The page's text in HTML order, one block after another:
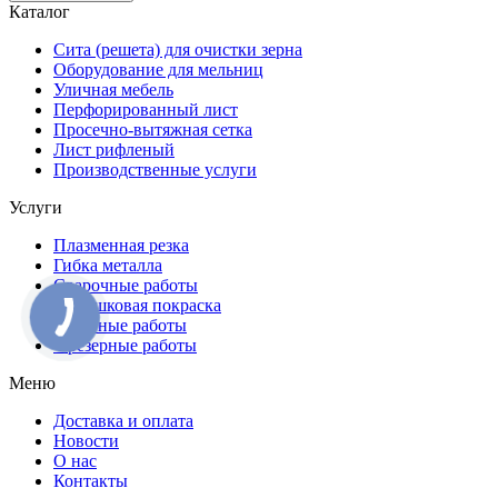
Каталог
Сита (решета) для очистки зерна
Оборудование для мельниц
Уличная мебель
Перфорированный лист
Просечно-вытяжная сетка
Лист рифленый
Производственные услуги
Услуги
Плазменная резка
Гибка металла
Сварочные работы
Порошковая покраска
Токарные работы
Фрезерные работы
Меню
Доставка и оплата
Новости
О нас
Контакты